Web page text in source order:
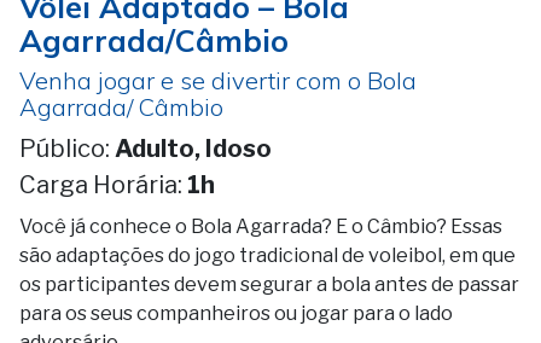
Agarrada/Câmbio
Venha jogar e se divertir com o Bola
Agarrada/ Câmbio
Público: Adulto, Idoso
Carga Horária: 1h
Você já conhece o Bola Agarrada? E o Câmbio? Essas
são adaptações do jogo tradicional de voleibol, em que
os participantes devem segurar a bola antes de passar
para os seus companheiros ou jogar para o lado